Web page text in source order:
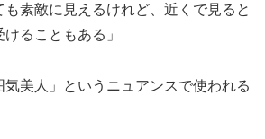
も素敵に見えるけれど、近くで見ると
ることもある」
気美人」というニュアンスで使われる